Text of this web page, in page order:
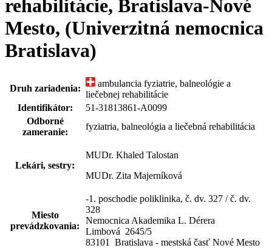
rehabilitácie, Bratislava-Nové
Mesto, (Univerzitná nemocnica
Bratislava)
Druh zariadenia:
ambulancia fyziatrie, balneológie a
liečebnej rehabilitácie
Identifikátor:
51-31813861-A0099
Odborné
zameranie:
fyziatria, balneológia a liečebná rehabilitácia
Lekári, sestry:
MUDr. Khaled Talostan
MUDr. Zita Majerníková
Miesto
prevádzkovania:
-1. poschodie poliklinika, č. dv. 327 / č. dv.
328
Nemocnica Akademika L. Dérera
Limbová 2645/5
83101 Bratislava - mestská časť Nové Mesto